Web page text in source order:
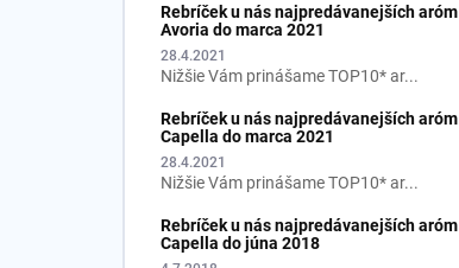
Rebríček u nás najpredávanejších aróm
Avoria do marca 2021
28.4.2021
Nižšie Vám prinášame TOP10* ar...
Rebríček u nás najpredávanejších aróm
Capella do marca 2021
28.4.2021
Nižšie Vám prinášame TOP10* ar...
Rebríček u nás najpredávanejších aróm
Capella do júna 2018